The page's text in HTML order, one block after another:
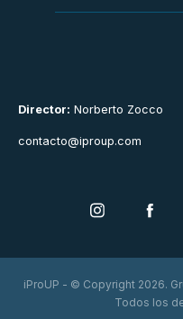
Director: Norberto Zocco
contacto@iproup.com
iProUP - © Copyright 2026.
Todos los